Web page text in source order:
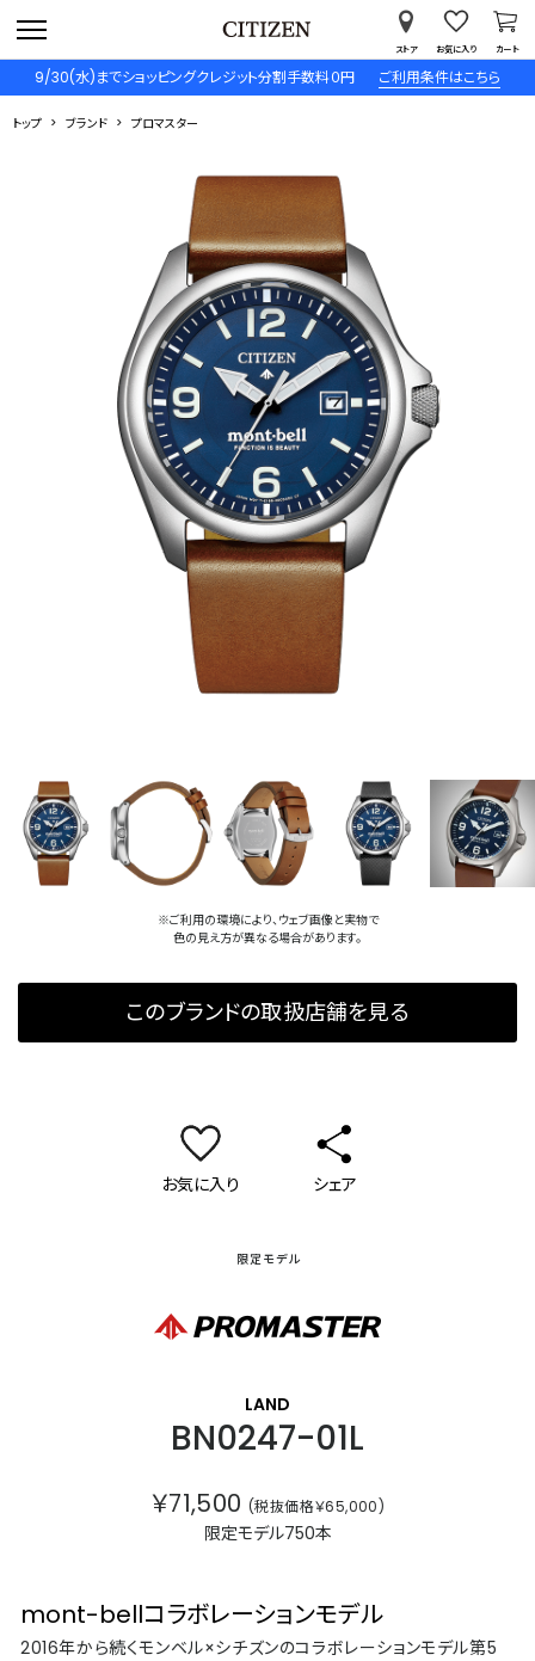
9/30(水)までショッピングクレジット分割手数料０円 ご利用条件はこちら
ストア お気に入り カート
トップ ブランド プロマスター
※ご利用の環境により、ウェブ画像と実物で
色の見え方が異なる場合があります。
このブランドの取扱店舗を見る
お気に入り シェア
限定モデル
LAND
BN0247-01L
￥71,500 (税抜価格￥65,000)
限定モデル750本
mont-bellコラボレーションモデル
2016年から続くモンベル×シチズンのコラボレーションモデル第5